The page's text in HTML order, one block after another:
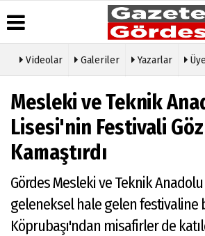
Haber
Arşivi
Gazete
Arşivi
Günün
Haberleri
Durumu
Gazete
Manşetleri
Video
Galeri
Videolar Galeriler Yazarlar
Mesleki ve Teknik
Lisesi'nin Festivali Göz
Kamaştırdı
Gördes Mesleki ve Teknik
geleneksel hale gelen festivaline
Köprubaşı'ndan misafirler de